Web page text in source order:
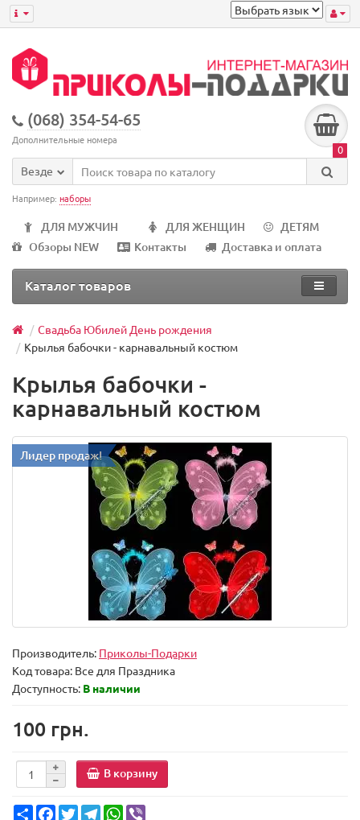
(068) 354-54-65
Дополнительные номера
0
Везде
Например: наборы
ДЛЯ МУЖЧИН ДЛЯ ЖЕНЩИН
ДЕТЯМ
Обзоры NEW
Контакты Доставка и оплата
Каталог товаров
Свадьба Юбилей День рождения
Крылья бабочки - карнавальный костюм
Крылья бабочки -
карнавальный костюм
Лидер продаж!
Производитель: Приколы-Подарки
Код товара: Все для Праздника
Доступность: В наличии
100 грн.
В корзину
Share FacebookTwitterTelegramWhatsApp